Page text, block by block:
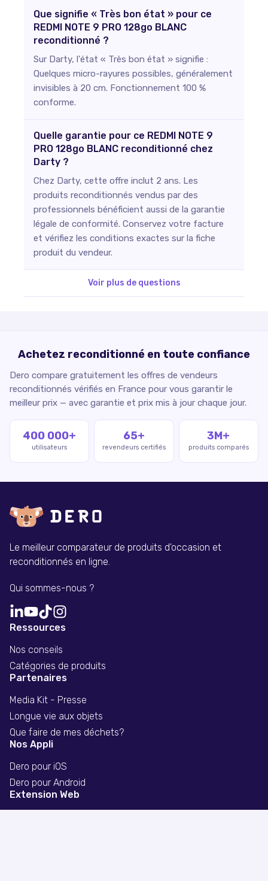
Que signifie « Très bon état » pour ce
REDMI NOTE 9 PRO 128go BLANC
reconditionné ?
Sur Darty, l'état « Très bon état » signifie :
Quelques micro-rayures possibles, généralement
invisibles à 20 cm. Fonctionnement 100 %
conforme.
Quelle garantie pour ce REDMI NOTE 9
PRO 128go BLANC reconditionné chez
Darty ?
Chez Darty, cette offre inclut 2 ans. Les
produits reconditionnés vendus par des
professionnels bénéficient aussi de la garantie
légale de conformité. Conservez votre facture
et vérifiez les conditions exactes sur la fiche
produit du vendeur.
Voir plus de questions
Achetez reconditionné en toute confiance
Dero compare gratuitement les offres de vendeurs
reconditionnés vérifiés en France pour vous garantir le
meilleur prix — avec garantie et prix mis à jour chaque jour.
400 000+
utilisateurs
65+
revendeurs certifiés
3M+
produits comparés
Le meilleur comparateur de produits d'occasion et
reconditionnés en ligne.
Qui sommes-nous ?
Ressources
Nos conseils
Catégories de produits
Partenaires
Media Kit - Presse
Longue vie aux objets
Que faire de mes déchets?
Nos Appli
Dero pour iOS
Dero pour Android
Extension Web